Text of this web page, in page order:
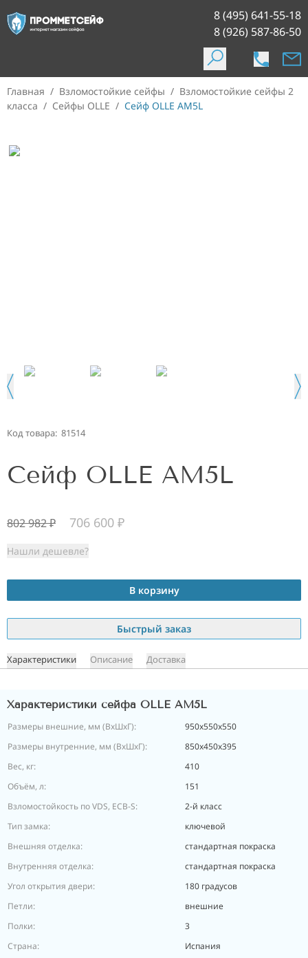
8 (495) 641-55-18
8 (926) 587-86-50
Главная / Взломостойкие сейфы / Взломостойкие сейфы 2
класса / Сейфы OLLE / Сейф OLLE AM5L
Код товара: 81514
Сейф OLLE AM5L
802 982₽ 706 600 ₽
Нашли дешевле?
В корзину
Быстрый заказ
Характеристики Описание Доставка
Характеристики сейфа OLLE AM5L
Размеры внешние, мм (ВхШхГ):
950x550x550
Размеры внутренние, мм (ВхШхГ):
850х450х395
Вес, кг:
410
Объём, л:
151
Взломостойкость по VDS, ECB-S:
2-й класс
Тип замка:
ключевой
Внешняя отделка:
стандартная покраска
Внутренняя отделка:
стандартная покраска
Угол открытия двери:
180 градусов
Петли:
внешние
Полки:
3
Страна:
Испания